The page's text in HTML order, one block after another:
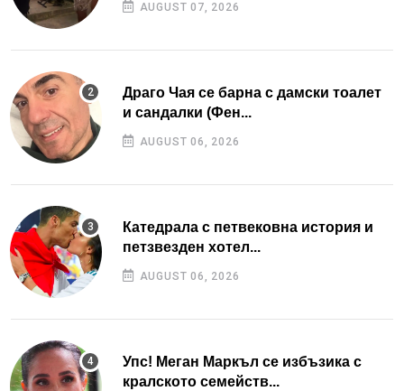
AUGUST 07, 2026
Драго Чая се барна с дамски тоалет
и сандалки (Фен...
AUGUST 06, 2026
Катедрала с петвековна история и
петзвезден хотел...
AUGUST 06, 2026
Упс! Меган Маркъл се избъзика с
кралското семейств...